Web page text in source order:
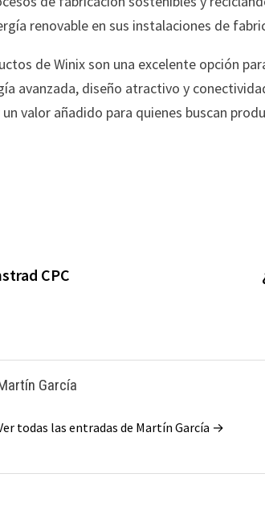
renovable en sus instalaciones de
de Winix son una excelente opción
avanzada, diseño atractivo y
valor añadido para quienes buscan
CPC
García
todas las entradas de Martín García →